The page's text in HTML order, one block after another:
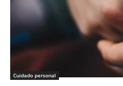
Cuidado personal